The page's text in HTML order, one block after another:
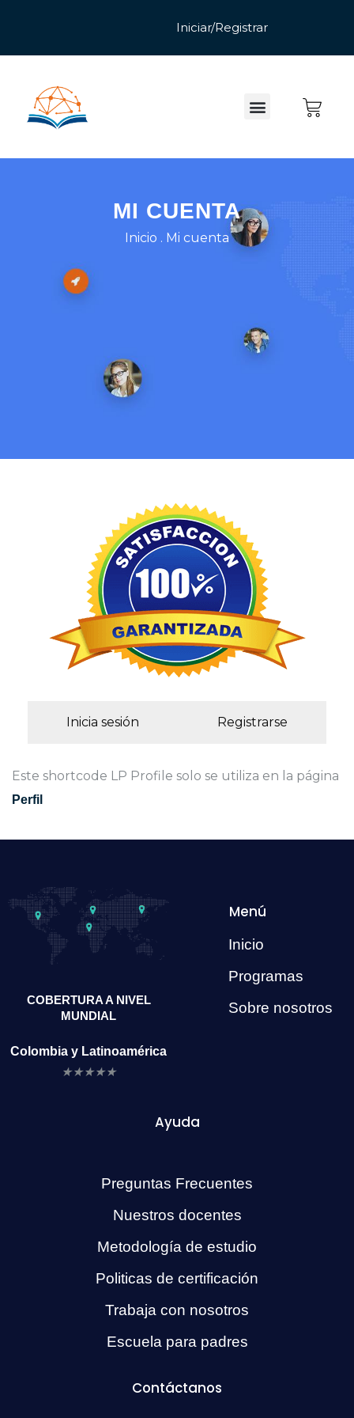
MI CUENTA
Inicio . Mi cuenta
Inicia sesión Registrarse
Este shortcode LP Profile solo se utiliza en la página
Perfil
COBERTURA A NIVEL
MUNDIAL
Colombia y Latinoamérica
★★★★★
Menú
Inicio
Programas
Sobre nosotros
Ayuda
Preguntas Frecuentes
Nuestros docentes
Metodología de estudio
Politicas de certificación
Trabaja con nosotros
Escuela para padres
Contáctanos